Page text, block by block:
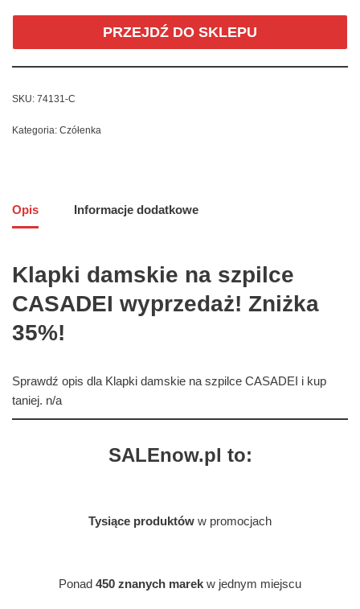
PRZEJDŹ DO SKLEPU
SKU: 74131-C
Kategoria: Czółenka
Opis Informacje dodatkowe
Klapki damskie na szpilce
CASADEI wyprzedaż! Zniżka
35%!
Sprawdź opis dla Klapki damskie na szpilce CASADEI i kup
taniej. n/a
SALEnow.pl to:
Tysiące produktów w promocjach
Ponad 450 znanych marek w jednym miejscu